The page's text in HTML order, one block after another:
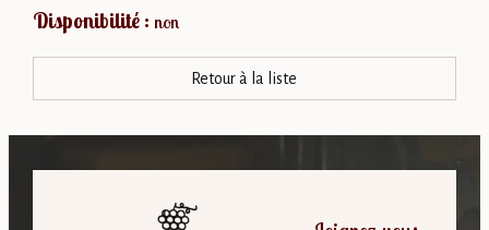
Disponibilité : non
Retour à la liste